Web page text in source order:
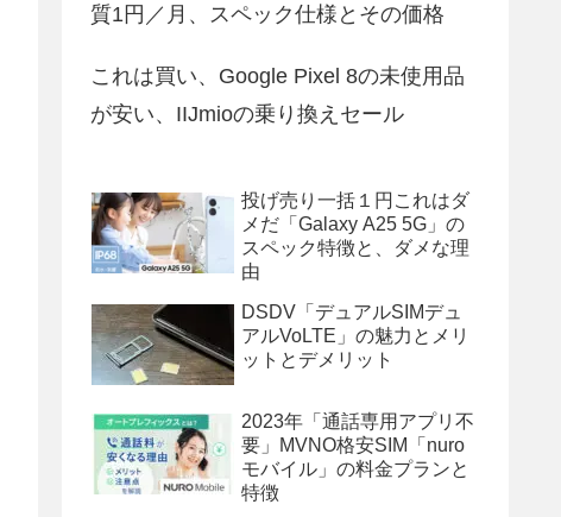
質1円／月、スペック仕様とその価格
これは買い、Google Pixel 8の未使用品
が安い、IIJmioの乗り換えセール
投げ売り一括１円これはダ
メだ「Galaxy A25 5G」の
スペック特徴と、ダメな理
由
DSDV「デュアルSIMデュ
アルVoLTE」の魅力とメリ
ットとデメリット
2023年「通話専用アプリ不
要」MVNO格安SIM「nuro
モバイル」の料金プランと
特徴